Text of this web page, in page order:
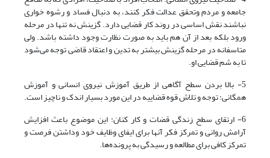
جامعه و مردم وتحقق عدالت فکر کنند، به دنبال فساد و رشوه خواری
نباشند نقش اساسی در روند کار قضایی دارد. گزینش نه تنها در مرحله
ورود بلکه بعد از آن هم باید به صورت نظارت وجود داشته باشد. ولی
متاسفانه در مرحله گزینش بیشتر به تدین و اعتقاد قاضی توجه می‌‌‌شود
تا به شم قضایی او.
5- بالا بردن سطح آگاهی از طریق آموزش نیروی انسانی و آموزش
همگانی: توجه و تلاش قوه قضاییه در این مورد بسیار اندک و ناچیز است.
6- ارتقای سطح زندگی قضات و کار کنان: این موضوع باعث افزایش
آرامش روانی و تمرکز فکر آنها برای ایفای وظایف خود وداشتن فرصت و
تمرکز کافی برای مطالعه و رسیدگی به پرونده‌ها.